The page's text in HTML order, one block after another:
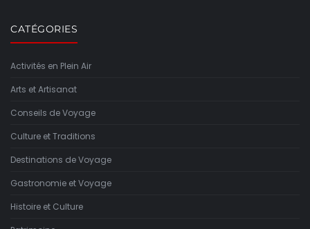
CATÉGORIES
Activités en Plein Air
Arts et Artisanat
Conseils de Voyage
Culture et Traditions
Destinations de Voyage
Gastronomie et Voyage
Histoire et Culture